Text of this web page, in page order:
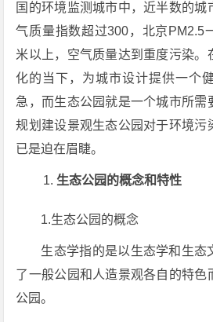
国的环境监测城市中，近半数的城
气质量指数超过300，北京PM2.5
米以上，空气质量达到重度污染。
化的当下，为城市设计提供一个
急，而生态公园就是一个城市所需
规划建设景观生态公园对于环境污
已是迫在眉睫。
生态公园的概念和特性
1.生态公园的概念
生态学指的是以生态学和生态
了一般公园和人造景观各自的特色
公园。